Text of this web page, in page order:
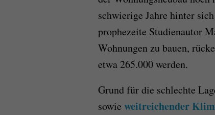
schwierige Jahre hinter
prophezeite Studienautor
Wohnungen zu bauen,
etwa 265.000 werden.
Grund für die schlechte
sowie weitreichender